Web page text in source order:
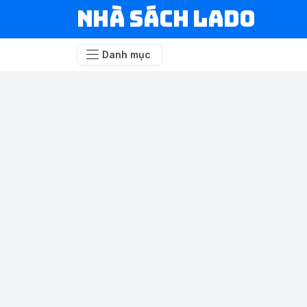
NHÀ SÁCH LADO
Danh mục